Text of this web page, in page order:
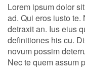
Lorem ipsum dolor
ad. Qui eros iusto
detraxit an. Ius eius
definitiones his cu.
novum possim
Nec te quem assum